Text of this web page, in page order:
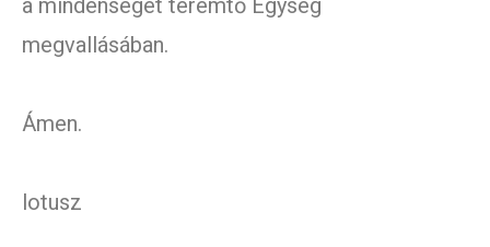
a mindenséget teremtő Egység
megvallásában.
Ámen.
lotusz